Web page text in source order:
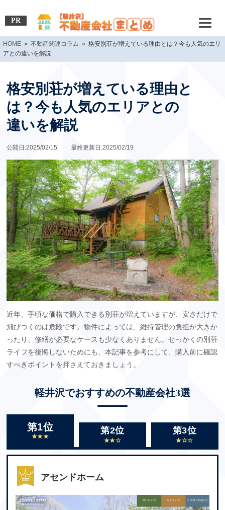
PR
HOME » 不動産関連コラム » 格安別荘が増えている理由とは？今も人気のエリ
アとの違いを解説
格安別荘が増えている理由と
は？今も人気のエリアとの
違いを解説
公開日:2025/02/15 最終更新日:2025/02/19
近年、手頃な価格で購入できる別荘が増えていますが、安さだけで
飛びつくのは危険です。物件によっては、維持管理の負担が大きか
ったり、修繕が必要なケースも少なくありません。せっかくの別荘
ライフを後悔しないためにも、本記事を参考にして、購入前に確認
すべきポイントを押さえておきましょう。
軽井沢でおすすめの不動産会社3選
第1位
★★★
第2位
★★☆
第3位
★☆☆
アセンドホーム